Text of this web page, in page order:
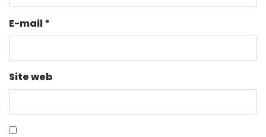
E-mail*
Site web